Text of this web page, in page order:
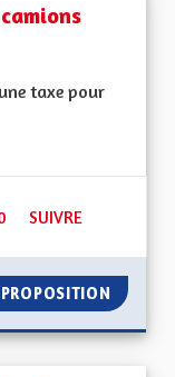
taxe pour
50 ABONNÉS
SUIVRE